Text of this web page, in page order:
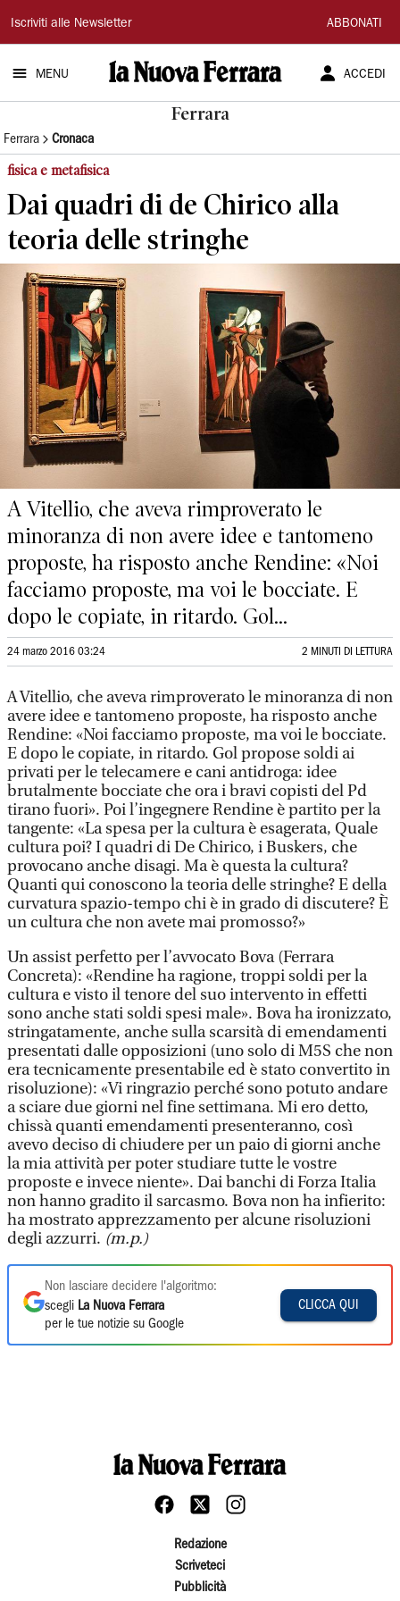
La
Nuova
Ferrara
Iscriviti alle Newsletter ABBONATI
MENU ACCEDI
Ferrara
Ferrara Cronaca
fisica e metafisica
Dai quadri di de Chirico alla
teoria delle stringhe
A Vitellio, che aveva rimproverato le
minoranza di non avere idee e tantomeno
proposte, ha risposto anche Rendine: «Noi
facciamo proposte, ma voi le bocciate. E
dopo le copiate, in ritardo. Gol...
24 marzo 2016 03:24 2 MINUTI DI LETTURA
A Vitellio, che aveva rimproverato le minoranza di non
avere idee e tantomeno proposte, ha risposto anche
Rendine: «Noi facciamo proposte, ma voi le bocciate.
E dopo le copiate, in ritardo. Gol propose soldi ai
privati per le telecamere e cani antidroga: idee
brutalmente bocciate che ora i bravi copisti del Pd
tirano fuori». Poi l’ingegnere Rendine è partito per la
tangente: «La spesa per la cultura è esagerata, Quale
cultura poi? I quadri di De Chirico, i Buskers, che
provocano anche disagi. Ma è questa la cultura?
Quanti qui conoscono la teoria delle stringhe? E della
curvatura spazio-tempo chi è in grado di discutere? È
un cultura che non avete mai promosso?»
Un assist perfetto per l’avvocato Bova (Ferrara
Concreta): «Rendine ha ragione, troppi soldi per la
cultura e visto il tenore del suo intervento in effetti
sono anche stati soldi spesi male». Bova ha ironizzato,
stringatamente, anche sulla scarsità di emendamenti
presentati dalle opposizioni (uno solo di M5S che non
era tecnicamente presentabile ed è stato convertito in
risoluzione): «Vi ringrazio perché sono potuto andare
a sciare due giorni nel fine settimana. Mi ero detto,
chissà quanti emendamenti presenteranno, così
avevo deciso di chiudere per un paio di giorni anche
la mia attività per poter studiare tutte le vostre
proposte e invece niente». Dai banchi di Forza Italia
non hanno gradito il sarcasmo. Bova non ha infierito:
ha mostrato apprezzamento per alcune risoluzioni
degli azzurri. (m.p.)
Non lasciare decidere l'algoritmo:
scegli La Nuova Ferrara
per le tue notizie su Google
CLICCA QUI
Redazione
Scriveteci
Pubblicità